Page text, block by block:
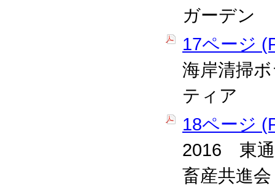
ガーデン
17ページ
海岸清掃
ティア
18ページ
2016 東通
畜産共進会